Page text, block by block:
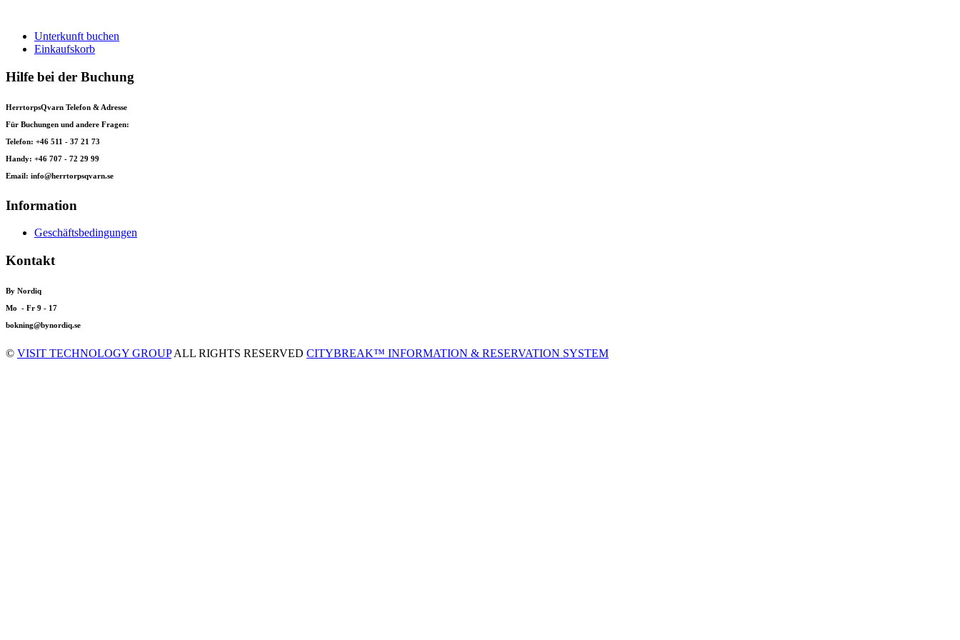
Unterkunft buchen
Einkaufskorb
Hilfe bei der Buchung
HerrtorpsQvarn Telefon & Adresse
Für Buchungen und andere Fragen:
Telefon: +46 511 - 37 21 73
Handy: +46 707 - 72 29 99
Email: info@herrtorpsqvarn.se
Information
Geschäftsbedingungen
Kontakt
By Nordiq
Mo - Fr 9 - 17
bokning@bynordiq.se
© VISIT TECHNOLOGY GROUPALL RIGHTS RESERVED CITYBREAK™ INFORMATION & RESERVATION SYSTEM